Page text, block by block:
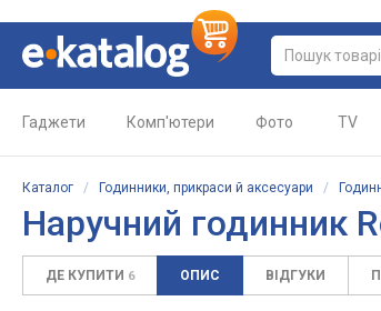
Гаджети Комп'ютери Фото TV
Каталог / Годинники, прикраси й аксесуари /
Наручний годинник
ДЕ КУПИТИ 6 ОПИС ВІДГУКИ